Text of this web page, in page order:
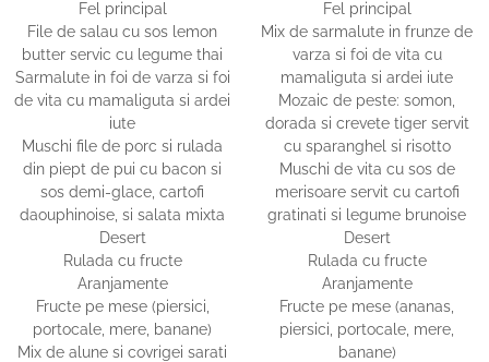
Fel principal
File de salau cu sos lemon
butter servic cu legume thai
Sarmalute in foi de varza si foi
de vita cu mamaliguta si ardei
iute
Muschi file de porc si rulada
din piept de pui cu bacon si
sos demi-glace, cartofi
daouphinoise, si salata mixta
Desert
Rulada cu fructe
Aranjamente
Fructe pe mese (piersici,
portocale, mere, banane)
Mix de alune si covrigei sarati
Fel principal
Mix de sarmalute in frunze de
varza si foi de vita cu
mamaliguta si ardei iute
Mozaic de peste: somon,
dorada si crevete tiger servit
cu sparanghel si risotto
Muschi de vita cu sos de
merisoare servit cu cartofi
gratinati si legume brunoise
Desert
Rulada cu fructe
Aranjamente
Fructe pe mese (ananas,
piersici, portocale, mere,
banane)